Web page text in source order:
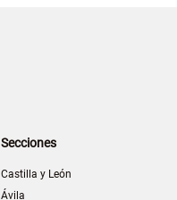
Secciones
Castilla y León
Ávila